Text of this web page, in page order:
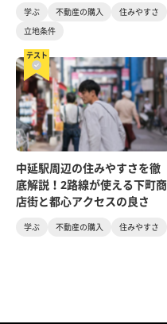
学ぶ 不動産の購入
住みやすさ
立地条件
テスト
中延駅周辺の住みやすさを徹
底解説！2路線が使える下町商
店街と都心アクセスの良さ
学ぶ 不動産の購入 住みやすさ